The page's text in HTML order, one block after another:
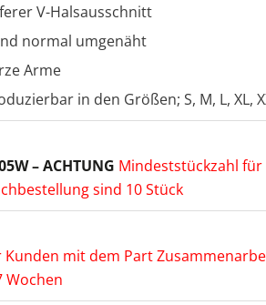
V-Halsausschnitt
normal umgenäht
Arme
in den Größen; S, M, L, XL,
– ACHTUNG Mindeststückzahl für
sind 10 Stück
Kunden mit dem Part
Wochen